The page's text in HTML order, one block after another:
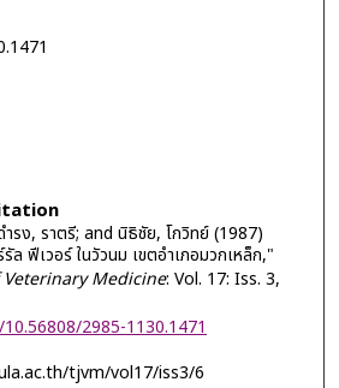
ำรง, ราตรี; and นิธิชัย, โกวิทย์ (1987)
ล ฟีเวอร์ ในวัวนม เขตอำเภอมวกเหล็ก,"
Medicine: Vol. 17: Iss. 3,
2985-1130.1471
tjvm/vol17/iss3/6